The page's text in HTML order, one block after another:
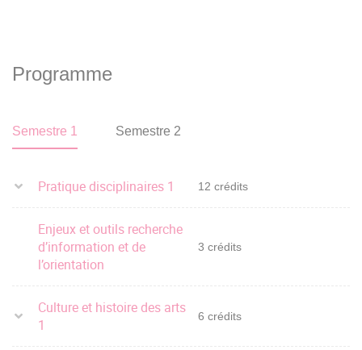
Programme
Semestre 1 Semestre 2
Pratique disciplinaires 1 12 crédits
Enjeux et outils recherche
d’information et de
l’orientation
3 crédits
Culture et histoire des arts
1
6 crédits